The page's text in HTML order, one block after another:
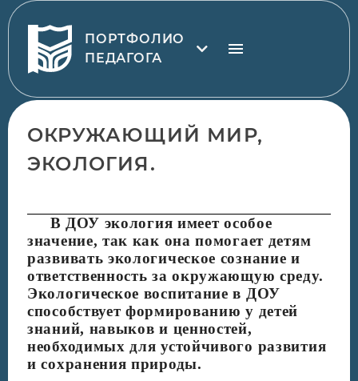
ПОРТФОЛИО
ПЕДАГОГА
ОКРУЖАЮЩИЙ МИР,
ЭКОЛОГИЯ.
В ДОУ экология имеет особое
значение, так как она помогает детям
развивать экологическое сознание и
ответственность за окружающую среду.
Экологическое воспитание в ДОУ
способствует формированию у детей
знаний, навыков и ценностей,
необходимых для устойчивого развития
и сохранения природы.